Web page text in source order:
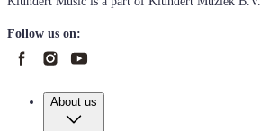
Follow us on:
About us